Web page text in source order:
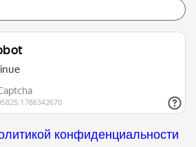
конфиденциальности